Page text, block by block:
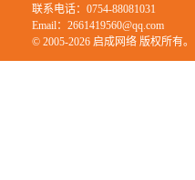
联系电话：0754-88081031
Email：2661419560@qq.com
© 2005-2026 启成网络 版权所有。